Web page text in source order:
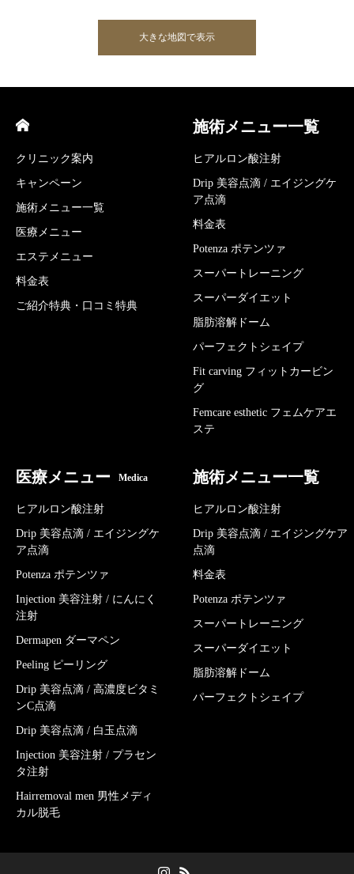
大きな地図で表示
クリニック案内
キャンペーン
施術メニュー一覧
医療メニュー
エステメニュー
料金表
ご紹介特典・口コミ特典
施術メニュー一覧
ヒアルロン酸注射
Drip 美容点滴 / エイジングケ
ア点滴
料金表
Potenza ポテンツァ
スーパートレーニング
スーパーダイエット
脂肪溶解ドーム
パーフェクトシェイプ
Fit carving フィットカービン
グ
Femcare esthetic フェムケアエ
ステ
医療メニュー Medica
ヒアルロン酸注射
Drip 美容点滴 / エイジングケ
ア点滴
Potenza ポテンツァ
Injection 美容注射 / にんにく
注射
Dermapen ダーマペン
Peeling ピーリング
Drip 美容点滴 / 高濃度ビタミ
ンC点滴
Drip 美容点滴 / 白玉点滴
Injection 美容注射 / プラセン
タ注射
Hairremoval men 男性メディ
カル脱毛
施術メニュー一覧
ヒアルロン酸注射
Drip 美容点滴 / エイジングケア
点滴
料金表
Potenza ポテンツァ
スーパートレーニング
スーパーダイエット
脂肪溶解ドーム
パーフェクトシェイプ